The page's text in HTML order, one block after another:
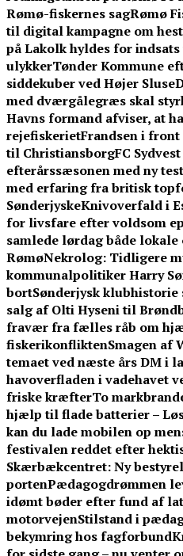
Rømø-fiskernes sagRømø
til digital kampagne om
på Lakolk hyldes for
ulykkerTønder Kommune
siddekuber ved Højer Sluse
med dværgålegræs skal
Havns formand afviser, at
rejefiskerietFrandsen i
til ChristiansborgFC
efterårssæsonen med ny
med erfaring fra britisk
SønderjyskeKnivoverfald i
for livsfare efter voldsom
samlede lørdag både
RømøNekrolog: Tidligere
kommunalpolitiker Harry
bortSønderjysk
salg af Olti Hyseni til
fravær fra fælles råb om
fiskerikonfliktenSmagen af
temaet ved næste års DM i
havoverfladen i vadehavet
friske kræfterTo
hjælp til flade batterier –
kan du lade mobilen op
festivalen reddet efter
Skærbækcentret: Ny
portenPædagogdrømmen
idømt bøder efter fund af
motorvejenStilstand i
bekymring hos fagforbund